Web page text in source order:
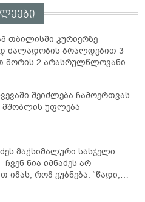
თბილისში კურიერზე
ძალადობის ბრალდებით 3
შორის 2 არასრულწლოვანი
შეიძლება ჩამოერთვას
მშობლის უფლება
მაქსიმალური სასჯელი
ჩვენ ნია იმნაძეს არ
იმას, რომ ეუბნება: “წადი,
დაკვეთაა, ჩვენ ვამბობთ,